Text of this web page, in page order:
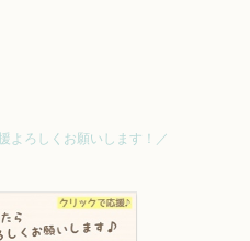
よろしくお願いします！／